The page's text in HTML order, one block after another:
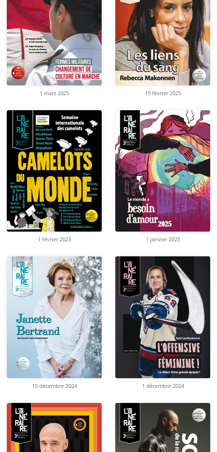
1 mars 2025 15 février 2025
1 février 2025 1 janvier 2025
15 décembre 2024 1 décembre 2024